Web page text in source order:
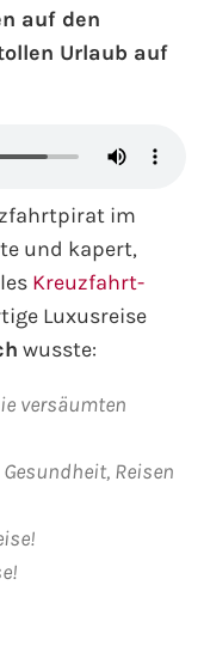
auf den
Urlaub auf
im
und kapert,
Kreuzfahrt-
Luxusreise
wusste:
versäumten
Reisen